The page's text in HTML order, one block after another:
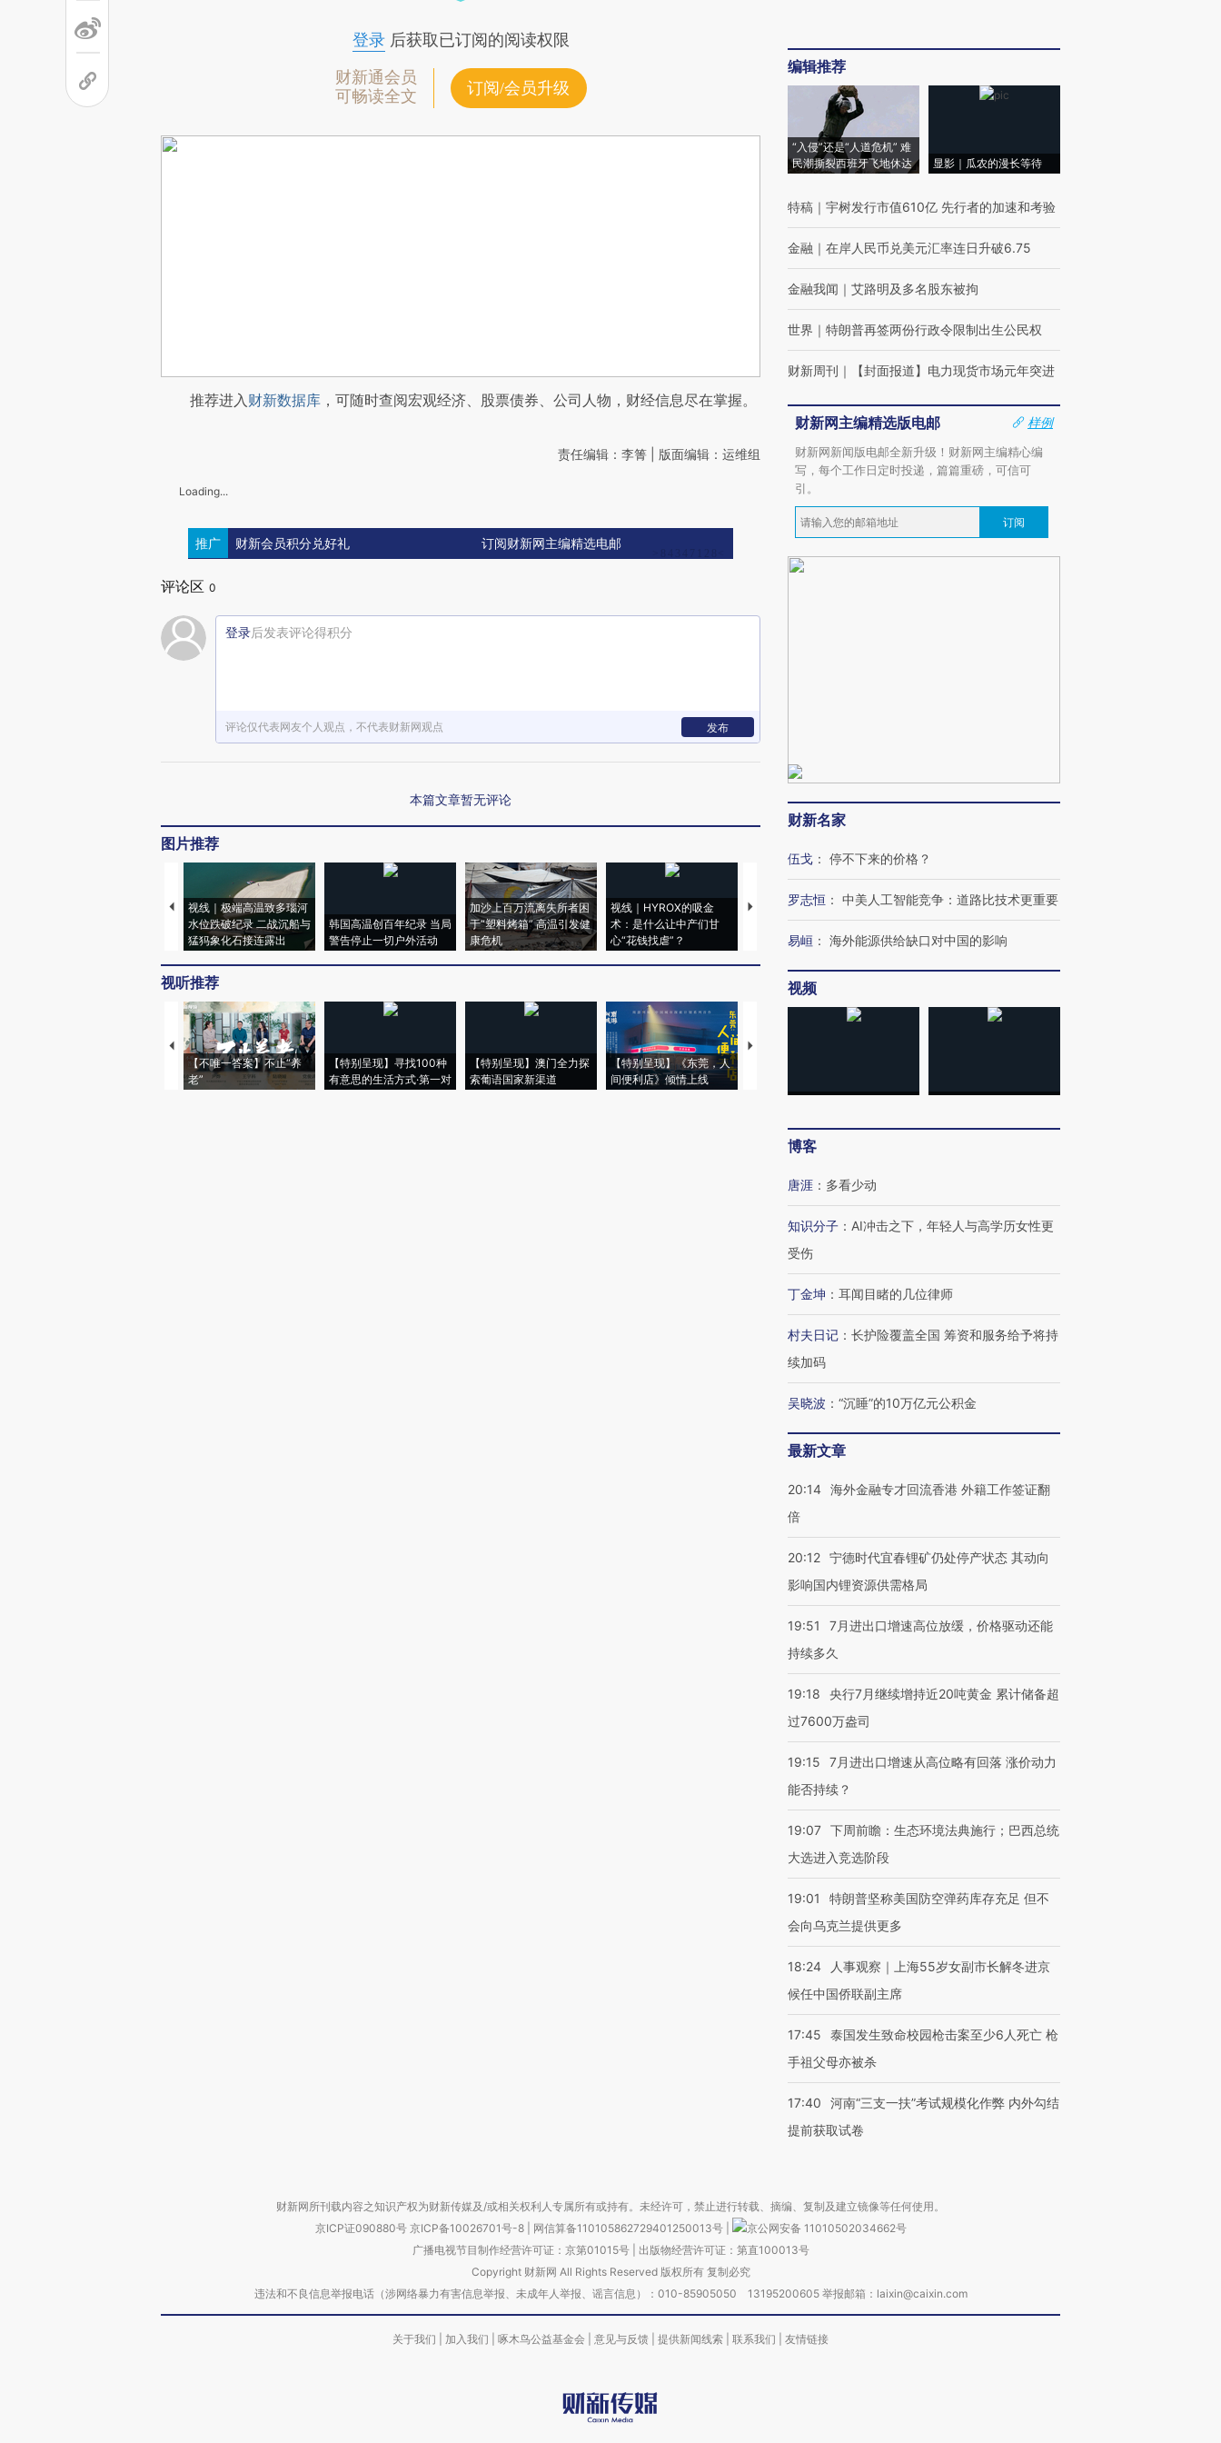
登录后获取已订阅的阅读权限
财新通会员
可畅读全文
订阅/会员升级
推荐进入财新数据库 ，可随时查阅宏观经济、股票债券、公司人物，财经信息尽在掌握。
责任编辑：李箐 | 版面编辑：运维组
Loading...
推广 财新会员积分兑好礼 订阅财新网主编精选电邮
评论区 0
登录后发表评论得积分
评论仅代表网友个人观点，不代表财新网观点 发布
本篇文章暂无评论
图片推荐
视线｜极端高温致多瑙河
水位跌破纪录 二战沉船与
猛犸象化石接连露出
韩国高温创百年纪录 当局
警告停止一切户外活动
加沙上百万流离失所者困
于“塑料烤箱” 高温引发健
康危机
视线｜HYROX的吸金
术：是什么让中产们甘
心“花钱找虐”？
马航飞行员跨国走私7万
粒摇头丸 尿检体内含3种
视线｜被称为“蟑螂”的印
度Z世代 用街头抗争将教
育部长拱下台
视线｜“入侵”还是“人道危
机”？难民潮撕裂西班牙
视听推荐
【不唯一答案】不止“养
老”
【特别呈现】寻找100种
有意思的生活方式·第一对
【特别呈现】澳门全力探
索葡语国家新渠道
【特别呈现】《东莞，人
间便利店》倾情上线
【推广】走进第四届链博
编辑推荐
“入侵”还是“人道危机” 难
民潮撕裂西班牙飞地休达
显影｜瓜农的漫长等待
特稿 ｜ 宇树发行市值610亿 先行者的加速和考验
金融 ｜ 在岸人民币兑美元汇率连日升破6.75
金融我闻 ｜ 艾路明及多名股东被拘
世界 ｜ 特朗普再签两份行政令限制出生公民权
财新周刊 ｜ 【封面报道】电力现货市场元年突进
财新网主编精选版电邮
样例
财新网新闻版电邮全新升级！财新网主编精心编
写，每个工作日定时投递，篇篇重磅，可信可
引。
订阅
财新名家
伍戈 ： 停不下来的价格？
罗志恒 ： 中美人工智能竞争：道路比技术更重要
易峘 ： 海外能源供给缺口对中国的影响
视频
博客
唐涯 ： 多看少动
知识分子 ： AI冲击之下，年轻人与高学历女性更
受伤
丁金坤 ： 耳闻目睹的几位律师
村夫日记 ： 长护险覆盖全国 筹资和服务给予将持
续加码
吴晓波 ： “沉睡”的10万亿元公积金
最新文章
20:14 海外金融专才回流香港 外籍工作签证翻
倍
20:12 宁德时代宜春锂矿仍处停产状态 其动向
影响国内锂资源供需格局
19:51
7月进出口增速高位放缓，价格驱动还能
持续多久
19:18
央行7月继续增持近20吨黄金 累计储备超
过7600万盎司
19:15
7月进出口增速从高位略有回落 涨价动力
能否持续？
19:07 下周前瞻：生态环境法典施行；巴西总统
大选进入竞选阶段
19:01
特朗普坚称美国防空弹药库存充足 但不
会向乌克兰提供更多
18:24
人事观察｜上海55岁女副市长解冬进京
候任中国侨联副主席
17:45
泰国发生致命校园枪击案至少6人死亡 枪
手祖父母亦被杀
17:40
河南“三支一扶”考试规模化作弊 内外勾结
提前获取试卷
财新网所刊载内容之知识产权为财新传媒及/或相关权利人专属所有或持有。未经许可，禁止进行转载、摘编、复制及建立镜像等任何使用。
京ICP证090880号 京ICP备10026701号-8 网信算备110105862729401250013号
京公网安备 11010502034662号
广播电视节目制作经营许可证：京第01015号| 出版物经营许可证：第直100013号
Copyright 财新网 All Rights Reserved 版权所有 复制必究
违法和不良信息举报电话（涉网络暴力有害信息举报、未成年人举报、谣言信息）：010-85905050 13195200605 举报邮箱：laixin@caixin.com
关于我们 加入我们 啄木鸟公益基金会 意见与反馈 提供新闻线索 联系我们 友情链接